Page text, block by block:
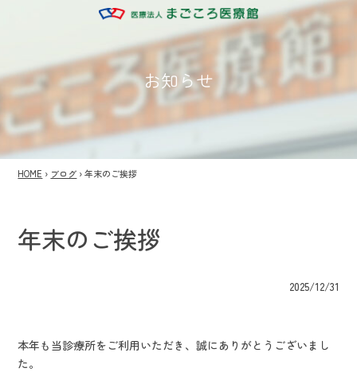
お知らせ
HOME › ブログ ›年末のご挨拶
年末のご挨拶
2025/12/31
本年も当診療所をご利用いただき、誠にありがとうございまし
た。